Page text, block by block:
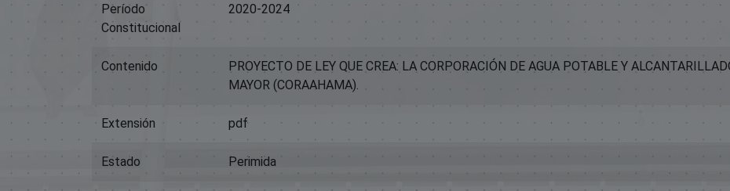
Período
Constitucional
2020-2024
Contenido
PROYECTO DE LEY QUE CREA: LA CORPORACIÓN DE AGUA POTABLE Y
MAYOR (CORAAHAMA).
Extensión pdf
Estado Perimida